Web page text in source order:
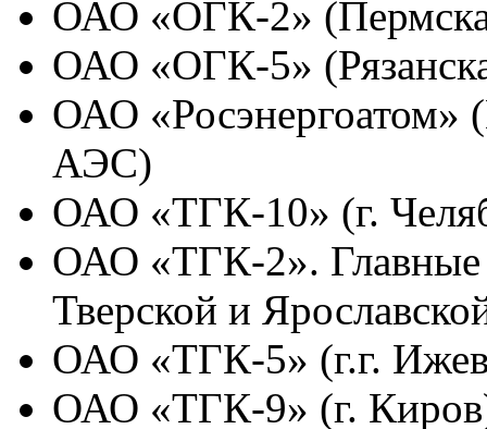
ОАО «ОГК-2»
ОАО «ОГК-5»
ОАО «Росэнергоатом»
АЭС)
ОАО «ТГК-10» (г.
ОАО «ТГК-2». Главные
Тверской и
ОАО «ТГК-5» (г.г.
ОАО «ТГК-9» (г.